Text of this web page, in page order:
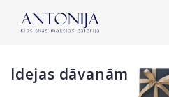
Idejas dāvanām